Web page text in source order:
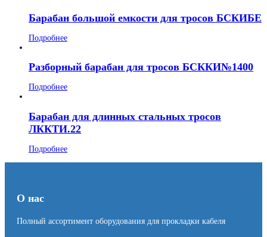
Барабан большой емкости для тросов БСКИБЕ
Подробнее
Разборный барабан для тросов БСККИ№1400
Подробнее
Барабан для длинных стальных тросов
ЛККТИ.22
Подробнее
О нас
Полный ассортимент оборудования для прокладки кабеля